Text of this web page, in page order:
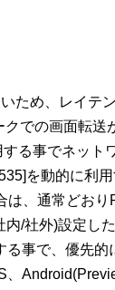
ため、レイテ
クでの画面転送
する事でネッ
を動的に利
は、通常どお
内/社外)設定し
る事で、優先
、